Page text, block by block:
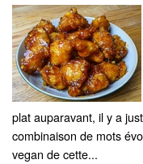
plat auparavant, il y a
combinaison de mots
vegan de cette...